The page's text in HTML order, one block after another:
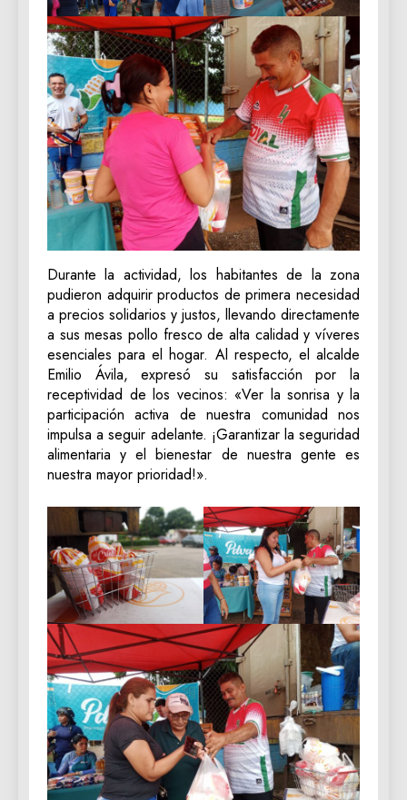
Durante la actividad, los habitantes de la zona
pudieron adquirir productos de primera necesidad
a precios solidarios y justos, llevando directamente
a sus mesas pollo fresco de alta calidad y víveres
esenciales para el hogar. Al respecto, el alcalde
Emilio Ávila, expresó su satisfacción por la
receptividad de los vecinos: «Ver la sonrisa y la
participación activa de nuestra comunidad nos
impulsa a seguir adelante. ¡Garantizar la seguridad
alimentaria y el bienestar de nuestra gente es
nuestra mayor prioridad!».